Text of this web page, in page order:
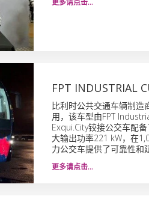
更多请点击…
FPT INDUSTRIAL
比利时公共交通车辆制造
用，该车型由FPT
Exqui.City铰接公交车配
大输出功率221 kW，在
力公交车提供了可靠性和
更多请点击…